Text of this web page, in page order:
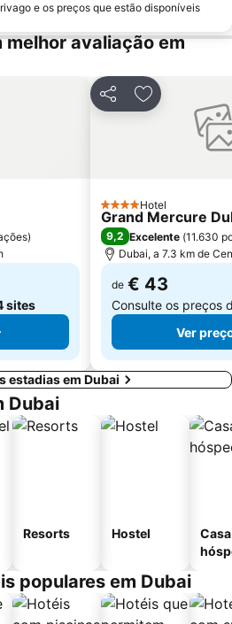
Mall of the Emirates
World Trade Centre Metro Station
Al Maktoum International Airport
Wild Wadi Waterpark
Palm Deira Metro Station
Union Metro Station
e os preços que estão disponíveis
melhor avaliação em
)
sites
PartilharAdicionar
4 Estrelas
Hotel
Grand Mercure
9,2 Excelente (11.630
Dubai, a 7.3 km de
de € 43
Consulte os preços
Ver
estadias em Dubai
Dubai
Resorts Hostel
populares em Dubai